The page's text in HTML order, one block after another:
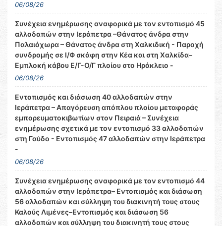
06/08/26
Συνέχεια ενημέρωσης αναφορικά με τον εντοπισμό 45
αλλοδαπών στην Ιεράπετρα –Θάνατος άνδρα στην
Παλαιόχωρα – Θάνατος άνδρα στη Χαλκιδική - Παροχή
συνδρομής σε Ι/Φ σκάφη στην Κέα και στη Χαλκίδα–
Εμπλοκή κάβου Ε/Γ-Ο/Γ πλοίου στο Ηράκλειο -
06/08/26
Εντοπισμός και διάσωση 40 αλλοδαπών στην
Ιεράπετρα – Απαγόρευση απόπλου πλοίου μεταφοράς
εμπορευματοκιβωτίων στον Πειραιά – Συνέχεια
ενημέρωσης σχετικά με τον εντοπισμό 33 αλλοδαπών
στη Γαύδο - Εντοπισμός 47 αλλοδαπών στην Ιεράπετρα
-
06/08/26
Συνέχεια ενημέρωσης αναφορικά με τον εντοπισμό 44
αλλοδαπών στην Ιεράπετρα– Εντοπισμός και διάσωση
56 αλλοδαπών και σύλληψη του διακινητή τους στους
Καλούς Λιμένες–Εντοπισμός και διάσωση 56
αλλοδαπών και σύλληψη του διακινητή τους στους